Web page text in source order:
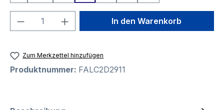
Produkt Anzahl: Gib denIn den Warenkorb
Zum Merkzettel hinzufügen
Produktnummer: FALC2D2911